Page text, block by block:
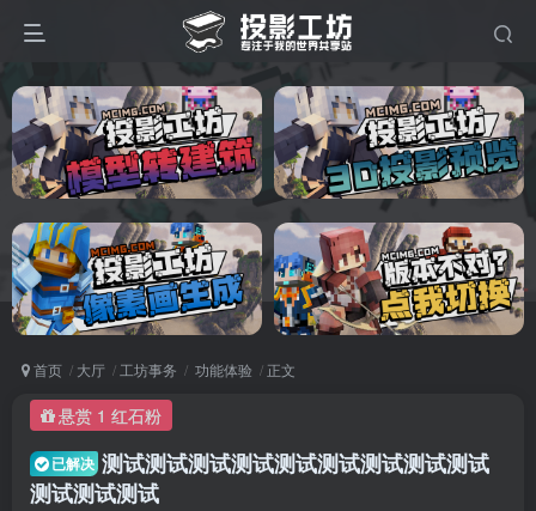
首页 大厅 工坊事务 功能体验 正文
悬赏 1 红石粉
已解决 测试测试测试测试测试测试测试测试测试
测试测试测试